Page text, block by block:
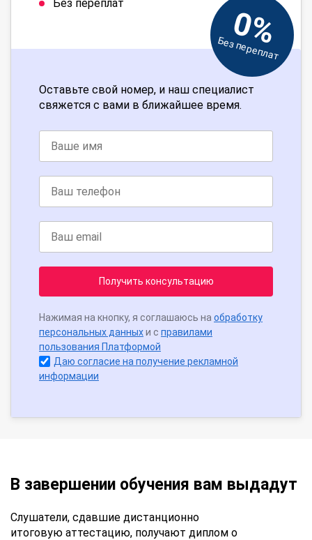
Без переплат
0%
Без переплат
Оставьте свой номер, и наш специалист
свяжется с вами в ближайшее время.
Получить консультацию
Нажимая на кнопку, я соглашаюсь на обработку
персональных данныхи с правилами
пользования Платформой
Даю согласие на получение рекламной
информации
В завершении обучения вам выдадут
Слушатели, сдавшие дистанционно
итоговую аттестацию, получают диплом о